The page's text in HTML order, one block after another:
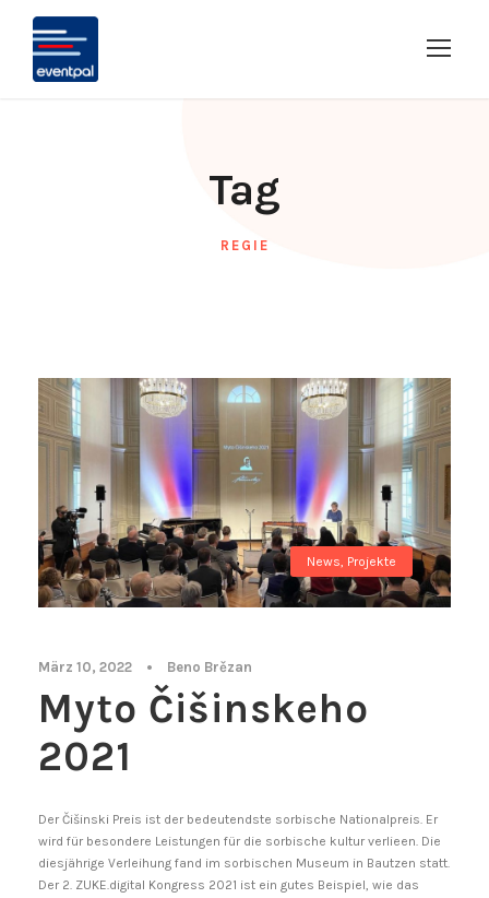
Tag
REGIE
News, Projekte
März 10, 2022 • Beno Brězan
Myto Čišinskeho
2021
Der Čišinski Preis ist der bedeutendste sorbische Nationalpreis. Er
wird für besondere Leistungen für die sorbische kultur verlieen. Die
diesjährige Verleihung fand im sorbischen Museum in Bautzen statt.
Der 2. ZUKE.digital Kongress 2021 ist ein gutes Beispiel, wie das